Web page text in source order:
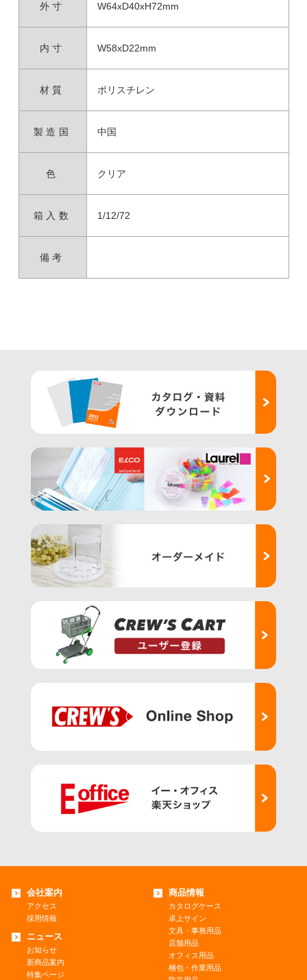
外寸 W64xD40xH72mm
内寸 W58xD22mm
材質 ポリスチレン
製造国 中国
色 クリア
箱入数 1/12/72
備考
会社案内
アクセス
採用情報
ニュース
お知らせ
新商品案内
特集ページ
商品情報
カタログケース
卓上サイン
文具・事務用品
店舗用品
オフィス用品
梱包・作業用品